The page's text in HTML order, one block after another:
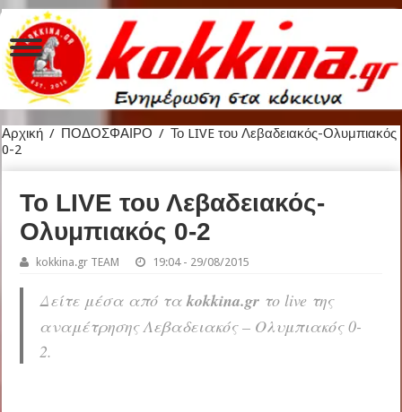
Αρχική / ΠΟΔΟΣΦΑΙΡΟ / Το LIVE του Λεβαδειακός-Ολυμπιακός
0-2
Το LIVE του Λεβαδειακός-
Ολυμπιακός 0-2
kokkina.gr TEAM 19:04 - 29/08/2015
Δείτε μέσα από ταkokkina.gr το live της
αναμέτρησης Λεβαδειακός – Ολυμπιακός 0-
2.